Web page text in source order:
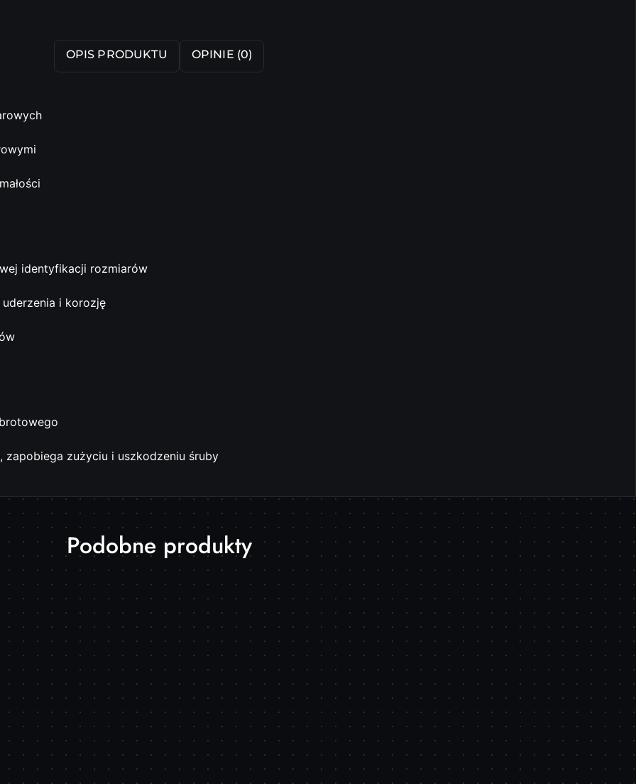
OPIS PRODUKTU OPINIE (0)
identyfikacji rozmiarów
i korozję
zapobiega zużyciu i uszkodzeniu śruby
Produkty
o
statusie:
Podobne produkty